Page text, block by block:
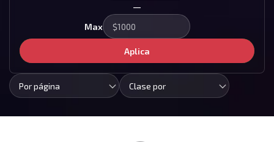
—
Max
Aplica
Por página Clase por